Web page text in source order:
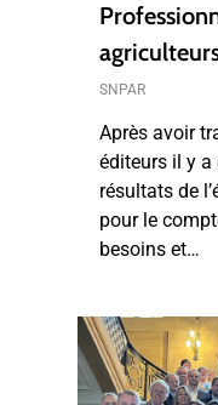
SNPAR
Après avoir
éditeurs il y a
résultats de
pour le
besoins et…